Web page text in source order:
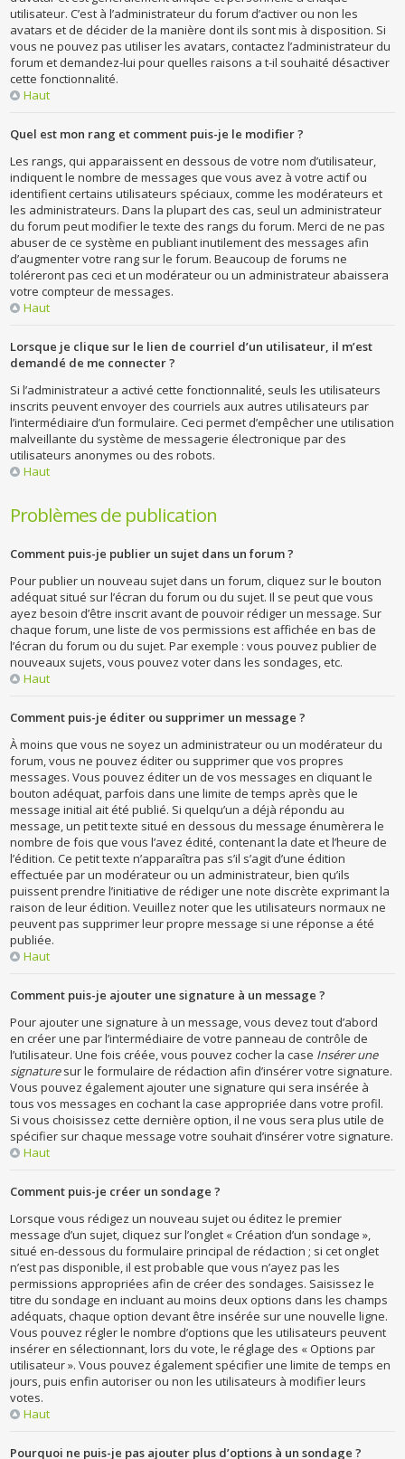
utilisateur. C’est à l’administrateur du forum d’activer ou non les
avatars et de décider de la manière dont ils sont mis à disposition. Si
vous ne pouvez pas utiliser les avatars, contactez l’administrateur du
forum et demandez-lui pour quelles raisons a t-il souhaité désactiver
cette fonctionnalité.
Haut
Quel est mon rang et comment puis-je le modifier ?
Les rangs, qui apparaissent en dessous de votre nom d’utilisateur,
indiquent le nombre de messages que vous avez à votre actif ou
identifient certains utilisateurs spéciaux, comme les modérateurs et
les administrateurs. Dans la plupart des cas, seul un administrateur
du forum peut modifier le texte des rangs du forum. Merci de ne pas
abuser de ce système en publiant inutilement des messages afin
d’augmenter votre rang sur le forum. Beaucoup de forums ne
toléreront pas ceci et un modérateur ou un administrateur abaissera
votre compteur de messages.
Haut
Lorsque je clique sur le lien de courriel d’un utilisateur, il m’est
demandé de me connecter ?
Si l’administrateur a activé cette fonctionnalité, seuls les utilisateurs
inscrits peuvent envoyer des courriels aux autres utilisateurs par
l’intermédiaire d’un formulaire. Ceci permet d’empêcher une utilisation
malveillante du système de messagerie électronique par des
utilisateurs anonymes ou des robots.
Haut
Problèmes de publication
Comment puis-je publier un sujet dans un forum ?
Pour publier un nouveau sujet dans un forum, cliquez sur le bouton
adéquat situé sur l’écran du forum ou du sujet. Il se peut que vous
ayez besoin d’être inscrit avant de pouvoir rédiger un message. Sur
chaque forum, une liste de vos permissions est affichée en bas de
l’écran du forum ou du sujet. Par exemple : vous pouvez publier de
nouveaux sujets, vous pouvez voter dans les sondages, etc.
Haut
Comment puis-je éditer ou supprimer un message ?
À moins que vous ne soyez un administrateur ou un modérateur du
forum, vous ne pouvez éditer ou supprimer que vos propres
messages. Vous pouvez éditer un de vos messages en cliquant le
bouton adéquat, parfois dans une limite de temps après que le
message initial ait été publié. Si quelqu’un a déjà répondu au
message, un petit texte situé en dessous du message énumèrera le
nombre de fois que vous l’avez édité, contenant la date et l’heure de
l’édition. Ce petit texte n’apparaîtra pas s’il s’agit d’une édition
effectuée par un modérateur ou un administrateur, bien qu’ils
puissent prendre l’initiative de rédiger une note discrète exprimant la
raison de leur édition. Veuillez noter que les utilisateurs normaux ne
peuvent pas supprimer leur propre message si une réponse a été
publiée.
Haut
Comment puis-je ajouter une signature à un message ?
Pour ajouter une signature à un message, vous devez tout d’abord
en créer une par l’intermédiaire de votre panneau de contrôle de
l’utilisateur. Une fois créée, vous pouvez cocher la case Insérer une
signaturesur le formulaire de rédaction afin d’insérer votre signature.
Vous pouvez également ajouter une signature qui sera insérée à
tous vos messages en cochant la case appropriée dans votre profil.
Si vous choisissez cette dernière option, il ne vous sera plus utile de
spécifier sur chaque message votre souhait d’insérer votre signature.
Haut
Comment puis-je créer un sondage ?
Lorsque vous rédigez un nouveau sujet ou éditez le premier
message d’un sujet, cliquez sur l’onglet « Création d’un sondage »,
situé en-dessous du formulaire principal de rédaction ; si cet onglet
n’est pas disponible, il est probable que vous n’ayez pas les
permissions appropriées afin de créer des sondages. Saisissez le
titre du sondage en incluant au moins deux options dans les champs
adéquats, chaque option devant être insérée sur une nouvelle ligne.
Vous pouvez régler le nombre d’options que les utilisateurs peuvent
insérer en sélectionnant, lors du vote, le réglage des « Options par
utilisateur ». Vous pouvez également spécifier une limite de temps en
jours, puis enfin autoriser ou non les utilisateurs à modifier leurs
votes.
Haut
Pourquoi ne puis-je pas ajouter plus d’options à un sondage ?